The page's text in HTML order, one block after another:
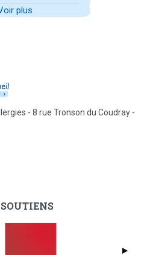
plus
- 8 rue Tronson du Coudray -